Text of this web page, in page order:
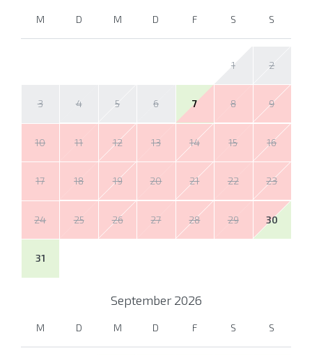
M D M D F S S
1 2
3 4 5 6 7 8 9
10 11 12 13 14 15 16
17 18 19 20 21 22 23
24 25 26 27 28 29 30
31
September 2026
M D M D F S S